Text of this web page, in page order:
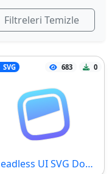
Filtreleri Temizle
SVG 683 0
Headless UI SVG Dosyası